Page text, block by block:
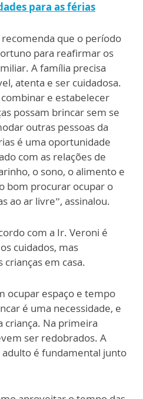
para as férias
recomenda que o período
para reafirmar os
A família precisa
atenta e ser cuidadosa.
e estabelecer
possam brincar sem se
outras pessoas da
é uma oportunidade
com as relações de
o sono, o alimento e
bom procurar ocupar o
ao ar livre”, assinalou.
com a Ir. Veroni é
cuidados, mas
em casa.
ocupar espaço e tempo
é uma necessidade, e
criança. Na primeira
ser redobrados. A
é fundamental junto